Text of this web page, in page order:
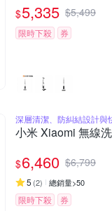
$5,335 $5,499
限時下殺 券
深層清潔、防糾結設計與
小米 Xiaomi 無線
$6,460 $6,799
5 (2) 總銷量>50
限時下殺 券